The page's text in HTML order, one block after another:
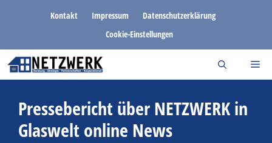
Kontakt Impressum
Datenschutzerklärung
Cookie-Einstellungen
Pressebericht über NETZWERK in
Glaswelt online News